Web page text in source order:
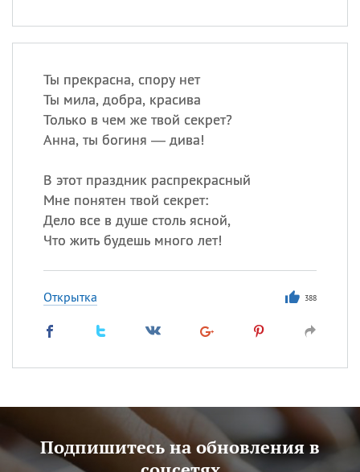
Ты прекрасна, спору нет
Ты мила, добра, красива
Только в чем же твой секрет?
Анна, ты богиня — дива!
В этот праздник распрекрасный
Мне понятен твой секрет:
Дело все в душе столь ясной,
Что жить будешь много лет!
Открытка 388
Подпишитесь на обновления в